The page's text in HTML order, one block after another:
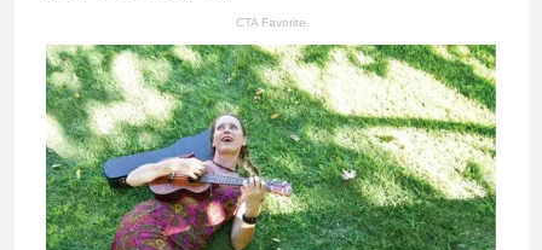
CTA Favorite